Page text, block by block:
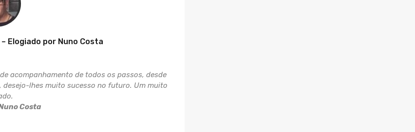
Elogiado por Nuno Costa
acompanhamento de todos os passos, desde
lhes muito sucesso no futuro. Um muito
Costa